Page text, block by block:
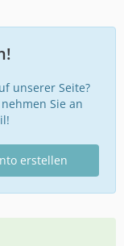
unserer Seite?
Sie an
erstellen